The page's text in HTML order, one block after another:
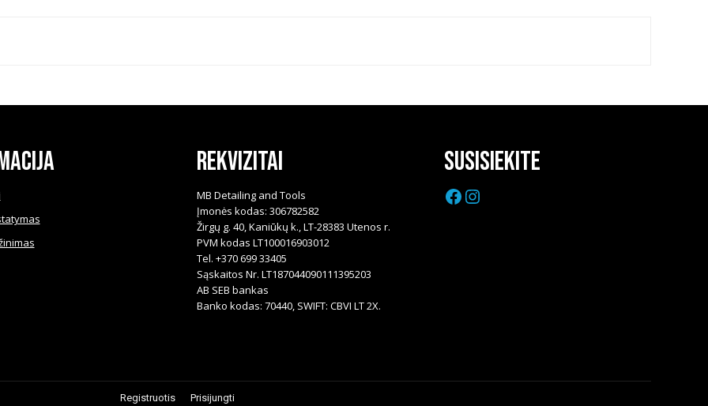
Rekvizitai
MB Detailing and Tools
Įmonės kodas: 306782582
Žirgų g. 40, Kaniūkų k., LT-28383 Utenos r.
PVM kodas LT100016903012
Tel. +370 699 33405
Sąskaitos Nr. LT187044090111395203
AB SEB bankas
Banko kodas: 70440, SWIFT: CBVI LT 2X.
Susisiekite
Facebook
Instagram
Registruotis
Prisijungti